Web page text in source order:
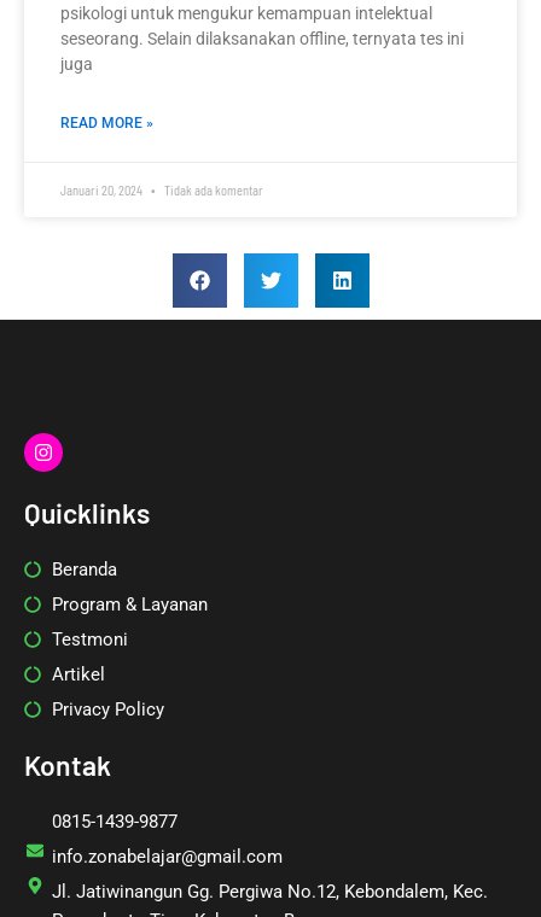
psikologi untuk mengukur kemampuan intelektual
seseorang. Selain dilaksanakan offline, ternyata tes ini
juga
READ MORE »
Januari 20, 2024 Tidak ada komentar
I
n
s
a
m
Quicklinks
Beranda
Program & Layanan
Testmoni
Artikel
Privacy Policy
Kontak
0815-1439-9877
info.zonabelajar@gmail.com
Jl. Jatiwinangun Gg. Pergiwa No.12, Kebondalem, Kec.